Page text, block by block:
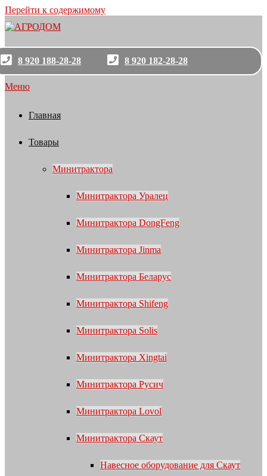
Перейти к содержимому
8 920 188-28-28 8 920 182-28-28
Меню
Главная
Товары
Минитрактора
Минитрактора Уралец
Минитрактора DongFeng
Минитрактора Jinma
Минитрактора Беларус
Минитрактора Shifeng
Минитрактора Solis
Минитрактора Xingtai
Минитрактора Русич
Минитрактора Lovol
Минитрактора Скаут
Навесное оборудование для Скаут